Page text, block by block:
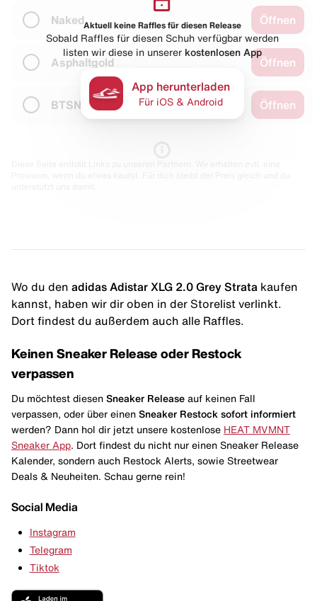
Naked Öffnen
Asphaltgold Öffnen
BTSN Öffnen
Aktuell keine Raffles für diesen Release
Sobald Raffles für diesen Schuh verfügbar werden
listen wir diese in unserer kostenlosen App
App herunterladen
Für iOS & Android
Wo du den adidas Adistar XLG 2.0 Grey Strata kaufen
kannst, haben wir dir oben in der Storelist verlinkt.
Dort findest du außerdem auch alle Raffles.
Keinen Sneaker Release oder Restock
verpassen
Du möchtest diesen Sneaker Release auf keinen Fall
verpassen, oder über einen Sneaker Restock sofort informiert
werden? Dann hol dir jetzt unsere kostenlose HEAT MVMNT
Sneaker App. Dort findest du nicht nur einen Sneaker Release
Kalender, sondern auch Restock Alerts, sowie Streetwear
Deals & Neuheiten. Schau gerne rein!
Social Media
Instagram
Telegram
Tiktok